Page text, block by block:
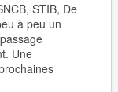
STIB, De
à peu un
Une